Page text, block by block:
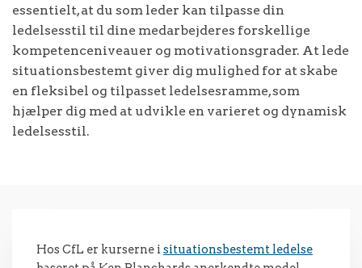
essentielt, at du som leder kan tilpasse din
ledelsesstil til dine medarbejderes forskellige
kompetenceniveauer og motivationsgrader. At lede
situationsbestemt giver dig mulighed for at skabe
en fleksibel og tilpasset ledelsesramme, som
hjælper dig med at udvikle en varieret og dynamisk
ledelsesstil.
Hos CfL er kurserne i situationsbestemt ledelse